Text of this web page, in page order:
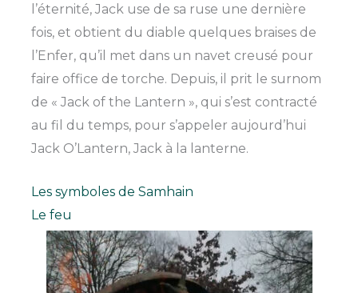
l’éternité, Jack use de sa ruse une dernière
fois, et obtient du diable quelques braises de
l’Enfer, qu’il met dans un navet creusé pour
faire office de torche. Depuis, il prit le surnom
de « Jack of the Lantern », qui s’est contracté
au fil du temps, pour s’appeler aujourd’hui
Jack O’Lantern, Jack à la lanterne.
Les symboles de Samhain
Le feu